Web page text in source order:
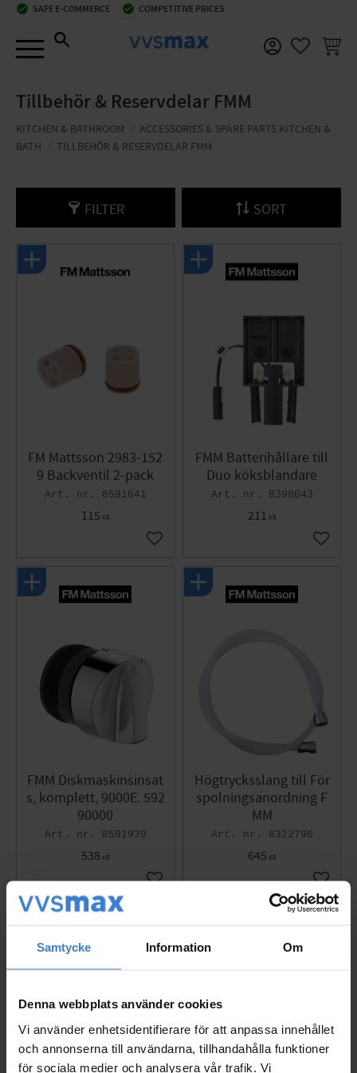
Samtycke Information Om
Denna webbplats använder cookies
Vi använder enhetsidentifierare för att anpassa innehållet
och annonserna till användarna, tillhandahålla funktioner
för sociala medier och analysera vår trafik. Vi
check_circle SAFE E-COMMERCE check_circle COMPETITIVE PRICES
BASKET
Tillbehör & Reservdelar FMM
KITCHEN & BATHROOM
ACCESSORIES & SPARE PARTS KITCHEN &
BATH
TILLBEHÖR & RESERVDELAR FMM
FILTER SORT
FM Mattsson 2983-152
9 Backventil 2-pack
8591641
115 KR
Add to favorites
FMM Batterihållare till
Duo köksblandare
8398043
211 KR
Add
FMM Diskmaskinsinsat
s, komplett, 9000E. 592
90000
8591939
538 KR
Add to favorites
Högtrycksslang till För
spolningsanordning F
MM
8322796
645 KR
Add